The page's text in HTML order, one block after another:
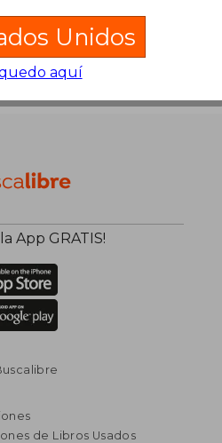
App GRATIS!
de Libros Usados
Unidos
aquí